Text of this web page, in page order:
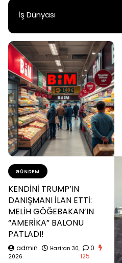
İş Dünyası
GÜNDEM
KENDİNİ TRUMP’IN
DANIŞMANI İLAN ETTİ:
MELİH GÖĞEBAKAN’IN
“AMERİKA” BALONU
PATLADI!
admin
Haziran 30,
2026
0
125